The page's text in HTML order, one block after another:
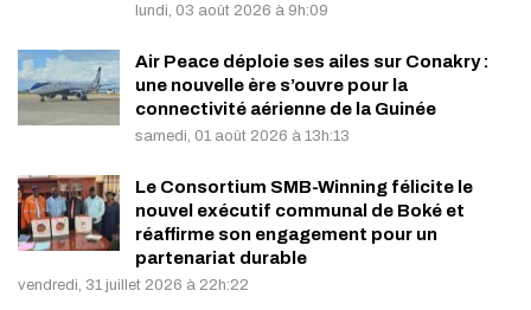
lundi, 03 août 2026 à 9h:09
Air Peace déploie ses ailes sur Conakry :
une nouvelle ère s’ouvre pour la
connectivité aérienne de la Guinée
samedi, 01 août 2026 à 13h:13
Le Consortium SMB-Winning félicite le
nouvel exécutif communal de Boké et
réaffirme son engagement pour un
partenariat durable
vendredi, 31 juillet 2026 à 22h:22